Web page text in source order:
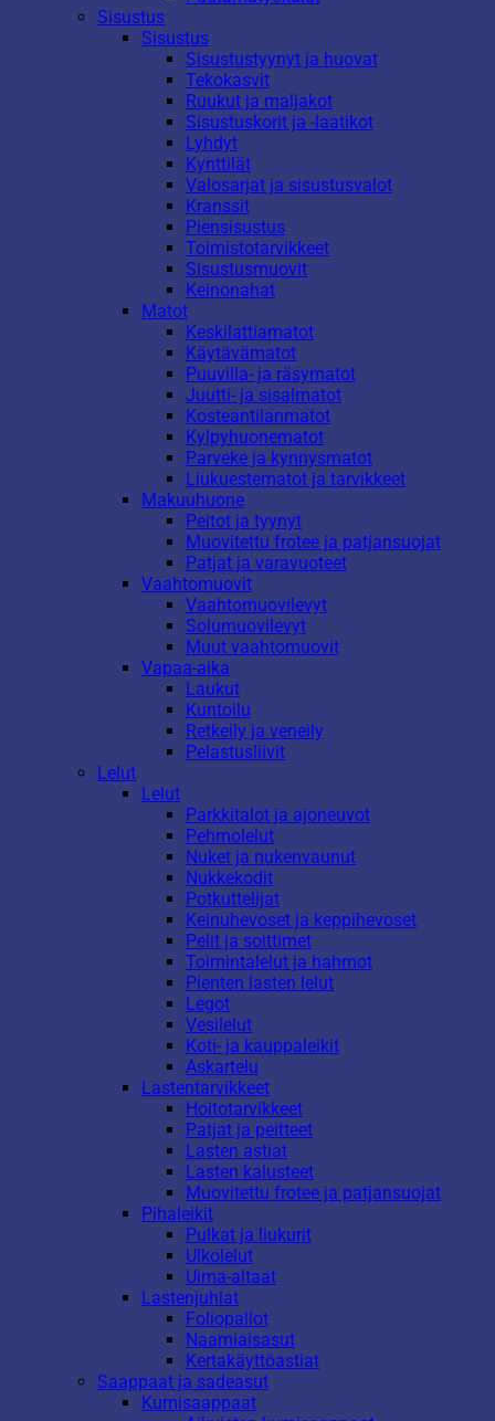
Sisustus
Sisustus
Sisustustyynyt ja huovat
Tekokasvit
Ruukut ja maljakot
Sisustuskorit ja -laatikot
Lyhdyt
Kynttilät
Valosarjat ja sisustusvalot
Kranssit
Piensisustus
Toimistotarvikkeet
Sisustusmuovit
Keinonahat
Matot
Keskilattiamatot
Käytävämatot
Puuvilla- ja räsymatot
Juutti- ja sisalmatot
Kosteantilanmatot
Kylpyhuonematot
Parveke ja kynnysmatot
Liukuestematot ja tarvikkeet
Makuuhuone
Peitot ja tyynyt
Muovitettu frotee ja patjansuojat
Patjat ja varavuoteet
Vaahtomuovit
Vaahtomuovilevyt
Solumuovilevyt
Muut vaahtomuovit
Vapaa-aika
Laukut
Kuntoilu
Retkeily ja veneily
Pelastusliivit
Lelut
Lelut
Parkkitalot ja ajoneuvot
Pehmolelut
Nuket ja nukenvaunut
Nukkekodit
Potkuttelijat
Keinuhevoset ja keppihevoset
Pelit ja soittimet
Toimintalelut ja hahmot
Pienten lasten lelut
Legot
Vesilelut
Koti- ja kauppaleikit
Askartelu
Lastentarvikkeet
Hoitotarvikkeet
Patjat ja peitteet
Lasten astiat
Lasten kalusteet
Muovitettu frotee ja patjansuojat
Pihaleikit
Pulkat ja liukurit
Ulkolelut
Uima-altaat
Lastenjuhlat
Foliopallot
Naamiaisasut
Kertakäyttöastiat
Saappaat ja sadeasut
Kumisaappaat